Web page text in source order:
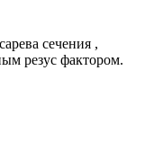
сечения ,
резус фактором.